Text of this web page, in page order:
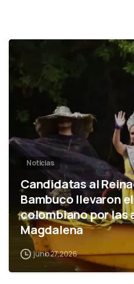
Noticias
Candidatas al
Bambuco llevaron
colombiano por las
Magdalena
junio 27, 2026